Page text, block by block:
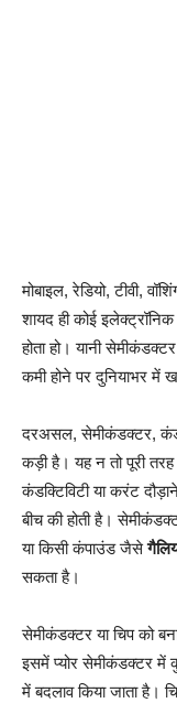
मोबाइल, रेडियो, टीवी,
शायद ही कोई
होता हो। यानी
कमी होने पर दुनियाभर में
दरअसल, सेमीकंडक्टर,
कड़ी है। यह न तो पूरी
कंडक्टिविटी या करंट
बीच की होती है।
या किसी कंपाउंड जैसे
सकता है।
सेमीकंडक्टर या चिप को
इसमें प्योर सेमीकंडक्टर में
में बदलाव किया जाता है।